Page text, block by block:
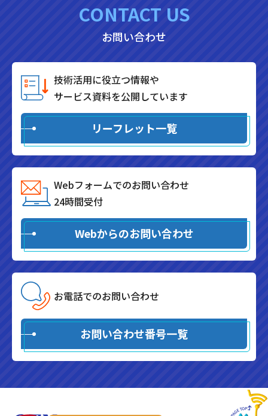
CONTACT US
お問い合わせ
技術活用に役立つ情報や
サービス資料を公開しています
リーフレット一覧
Webフォームでのお問い合わせ
24時間受付
Webからのお問い合わせ
お電話でのお問い合わせ
お問い合わせ番号一覧